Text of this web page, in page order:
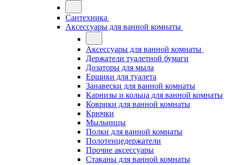
Сантехника
Аксессуары для ванной комнаты
Аксессуары для ванной комнаты
Держатели туалетной бумаги
Дозаторы для мыла
Ершики для туалета
Занавески для ванной комнаты
Карнизы и кольца для ванной комнаты
Коврики для ванной комнаты
Крючки
Мыльницы
Полки для ванной комнаты
Полотенцедержатели
Прочие аксессуары
Стаканы для ванной комнаты